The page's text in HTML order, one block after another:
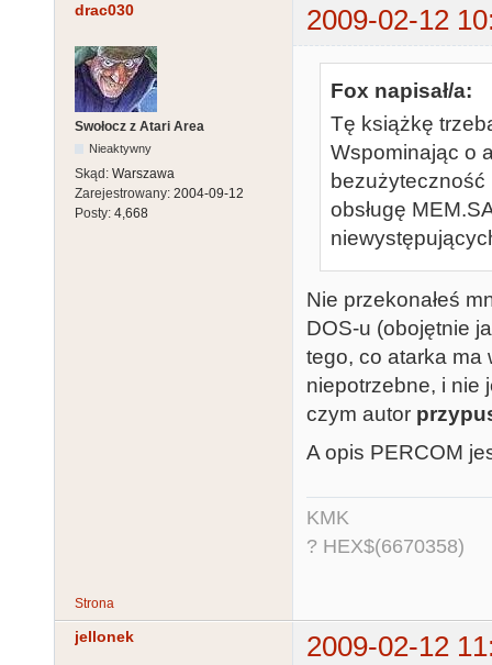
drac030 2009-02-12
Swołocz z Atari Area
Nieaktywny
Skąd: Warszawa
Zarejestrowany: 2004-09-12
Posty: 4,668
Fox napisał/a:
Tę książkę
Wspominając o
bezużyteczność
obsługę
Nie przekonałeś
DOS-u (obojętnie
tego, co atarka ma
niepotrzebne, i nie
czym autor
A opis PERCOM
KMK
? HEX$(6670358)
Strona
jellonek 2009-02-12